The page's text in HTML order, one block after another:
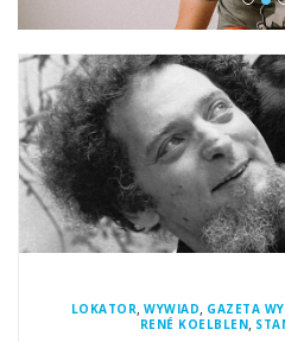
LOKATOR,WYWIAD, GAZETA
RENÉ KOELBLEN,